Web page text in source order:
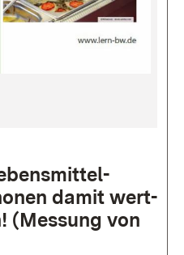
damit wert­
(Messung von